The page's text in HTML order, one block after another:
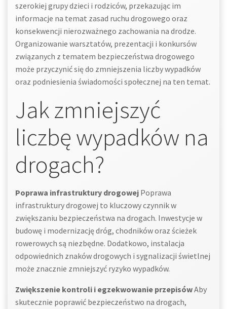
szerokiej grupy dzieci i rodziców, przekazując im
informacje na temat zasad ruchu drogowego oraz
konsekwencji nierozważnego zachowania na drodze.
Organizowanie warsztatów, prezentacji i konkursów
związanych z tematem bezpieczeństwa drogowego
może przyczynić się do zmniejszenia liczby wypadków
oraz podniesienia świadomości społecznej na ten temat.
Jak zmniejszyć
liczbę wypadków na
drogach?
Poprawa infrastruktury drogowej Poprawa
infrastruktury drogowej to kluczowy czynnik w
zwiększaniu bezpieczeństwa na drogach. Inwestycje w
budowę i modernizację dróg, chodników oraz ścieżek
rowerowych są niezbędne. Dodatkowo, instalacja
odpowiednich znaków drogowych i sygnalizacji świetlnej
może znacznie zmniejszyć ryzyko wypadków.
Zwiększenie kontroli i egzekwowanie przepisówAby
skutecznie poprawić bezpieczeństwo na drogach,